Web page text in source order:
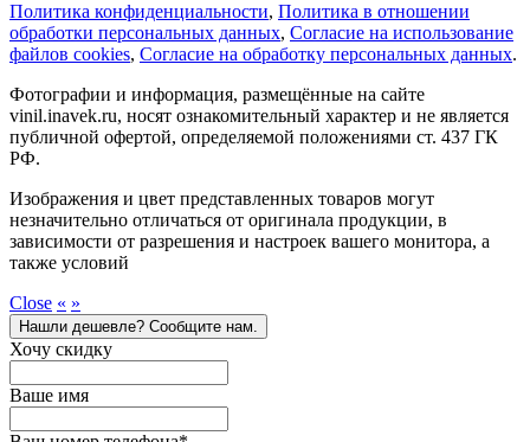
Политика конфиденциальности, Политика в отношении
обработки персональных данных, Cогласие на использование
файлов cookies, Согласие на обработку персональных данных.
Фотографии и информация, размещённые на сайте
vinil.inavek.ru, носят ознакомительный характер и не является
публичной офертой, определяемой положениями ст. 437 ГК
РФ.
Изображения и цвет представленных товаров могут
незначительно отличаться от оригинала продукции, в
зависимости от разрешения и настроек вашего монитора, а
также условий
Close « »
Нашли дешевле? Сообщите нам.
Хочу скидку
Ваше имя